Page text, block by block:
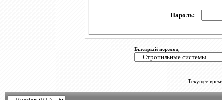
Пароль:
Быстрый переход
Текущее